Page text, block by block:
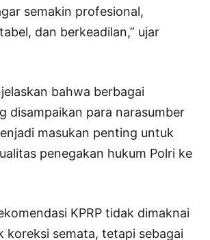
semakin profesional,
dan berkeadilan,” ujar
bahwa berbagai
disampaikan para narasumber
masukan penting untuk
penegakan hukum Polri ke
KPRP tidak dimaknai
koreksi semata, tetapi sebagai